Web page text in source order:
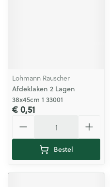
Lohmann Rauscher
Afdeklaken 2 Lagen
38x45cm 1 33001
€ 0,51
Bestel